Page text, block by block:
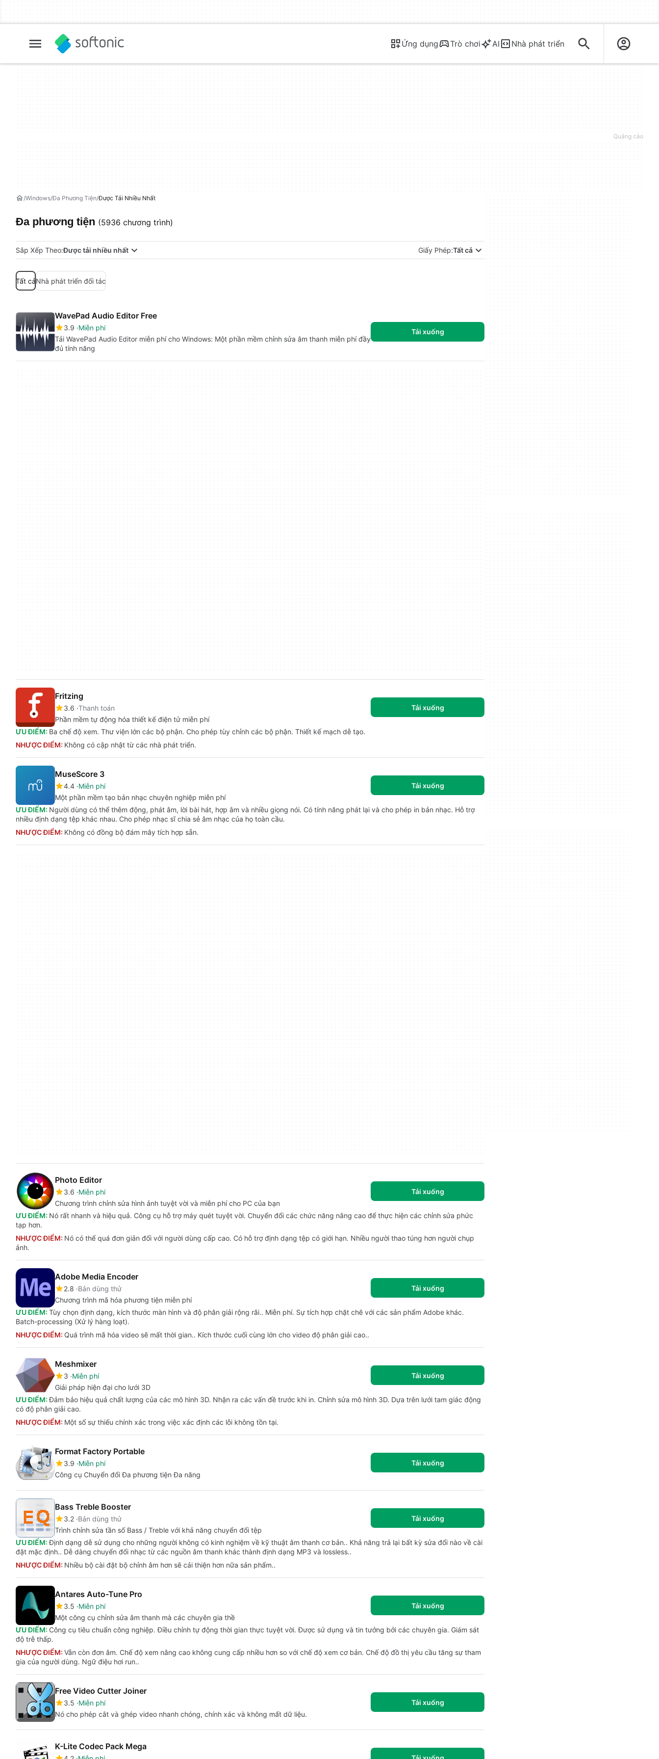
Ứng dụng Trò chơi AI Nhà phát triển
Windows Đa Phương Tiện Được Tải Nhiều Nhất
Đa phương tiện (5936 chương trình)
Sắp Xếp Theo:Được tải nhiều nhất Giấy Phép:Tất cả
Tất cảNhà phát triển đối tác
WavePad Audio Editor Free
3.9 Miễn phí
Tải WavePad Audio Editor miễn phí cho Windows: Một phần mềm chỉnh sửa âm thanh miễn phí đầy
đủ tính năng
Tải xuống
Fritzing
3.6 Thanh toán
Phần mềm tự động hóa thiết kế điện tử miễn phí
Tải xuống
ƯU ĐIỂM: Ba chế độ xem. Thư viện lớn các bộ phận. Cho phép tùy chỉnh các bộ phận. Thiết kế mạch dễ tạo.
NHƯỢC ĐIỂM: Không có cập nhật từ các nhà phát triển.
MuseScore 3
4.4 Miễn phí
Một phần mềm tạo bản nhạc chuyên nghiệp miễn phí
Tải xuống
ƯU ĐIỂM: Người dùng có thể thêm động, phát âm, lời bài hát, hợp âm và nhiều giọng nói. Có tính năng phát lại và cho phép in bản nhạc. Hỗ trợ
nhiều định dạng tệp khác nhau. Cho phép nhạc sĩ chia sẻ âm nhạc của họ toàn cầu.
NHƯỢC ĐIỂM: Không có đồng bộ đám mây tích hợp sẵn.
Photo Editor
3.6 Miễn phí
Chương trình chỉnh sửa hình ảnh tuyệt vời và miễn phí cho PC của bạn
Tải xuống
ƯU ĐIỂM: Nó rất nhanh và hiệu quả. Công cụ hỗ trợ máy quét tuyệt vời. Chuyển đổi các chức năng nâng cao để thực hiện các chỉnh sửa phức
tạp hơn.
NHƯỢC ĐIỂM: Nó có thể quá đơn giản đối với người dùng cấp cao. Có hỗ trợ định dạng tệp có giới hạn. Nhiều người thao túng hơn người chụp
ảnh.
Adobe Media Encoder
2.8 Bản dùng thử
Chương trình mã hóa phương tiện miễn phí
Tải xuống
ƯU ĐIỂM: Tùy chọn định dạng, kích thước màn hình và độ phân giải rộng rãi.. Miễn phí. Sự tích hợp chặt chẽ với các sản phẩm Adobe khác.
Batch-processing (Xử lý hàng loạt).
NHƯỢC ĐIỂM: Quá trình mã hóa video sẽ mất thời gian.. Kích thước cuối cùng lớn cho video độ phân giải cao..
Meshmixer
3 Miễn phí
Giải pháp hiện đại cho lưới 3D
Tải xuống
ƯU ĐIỂM:Đảm bảo hiệu quả chất lượng của các mô hình 3D. Nhận ra các vấn đề trước khi in. Chỉnh sửa mô hình 3D. Dựa trên lưới tam giác động
có độ phân giải cao.
NHƯỢC ĐIỂM: Một số sự thiếu chính xác trong việc xác định các lỗi không tồn tại.
Format Factory Portable
3.9 Miễn phí
Công cụ Chuyển đổi Đa phương tiện Đa năng
Tải xuống
Bass Treble Booster
3.2 Bản dùng thử
Trình chỉnh sửa tần số Bass / Treble với khả năng chuyển đổi tệp
Tải xuống
ƯU ĐIỂM:Định dạng dễ sử dụng cho những người không có kinh nghiệm về kỹ thuật âm thanh cơ bản.. Khả năng trả lại bất kỳ sửa đổi nào về cài
đặt mặc định.. Dễ dàng chuyển đổi nhạc từ các nguồn âm thanh khác thành định dạng MP3 và lossless..
NHƯỢC ĐIỂM: Nhiều bộ cài đặt bộ chỉnh âm hơn sẽ cải thiện hơn nữa sản phẩm..
Antares Auto-Tune Pro
3.5 Miễn phí
Một công cụ chỉnh sửa âm thanh mà các chuyên gia thề
Tải xuống
ƯU ĐIỂM: Công cụ tiêu chuẩn công nghiệp. Điều chỉnh tự động thời gian thực tuyệt vời. Được sử dụng và tin tưởng bởi các chuyên gia. Giám sát
độ trễ thấp.
NHƯỢC ĐIỂM: Vẫn còn đơn âm. Chế độ xem nâng cao không cung cấp nhiều hơn so với chế độ xem cơ bản. Chế độ đồ thị yêu cầu tăng sự tham
gia của người dùng. Ngữ điệu hơi run..
Free Video Cutter Joiner
3.5 Miễn phí
Nó cho phép cắt và ghép video nhanh chóng, chính xác và không mất dữ liệu.
Tải xuống
K-Lite Codec Pack Mega